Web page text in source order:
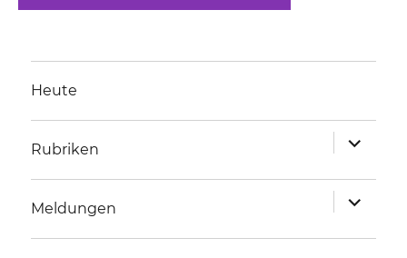
Heute
Rubriken
anzeigen
Meldungen
anzeigen